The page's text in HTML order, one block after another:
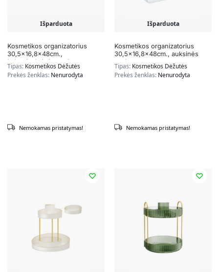
Išparduota
Kosmetikos organizatorius
30,5×16,8x48cm.,
baltos/auksinės spalvos
Tipas: Kosmetikos Dėžutės
Prekės ženklas: Nenurodyta
Nemokamas pristatymas!
Išparduota
Kosmetikos organizatorius
30,5×16,8x48cm., auksinės
spalvos
Tipas: Kosmetikos Dėžutės
Prekės ženklas: Nenurodyta
Nemokamas pristatymas!